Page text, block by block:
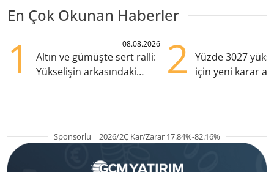
En Çok Okunan Haberler
1 08.08.2026
Altın ve gümüşte sert ralli:
Yükselişin arkasındaki
2
Yüzde 3027
için yeni karar
Sponsorlu | 2026/2Ç Kar/Zarar 17.84%-82.16%